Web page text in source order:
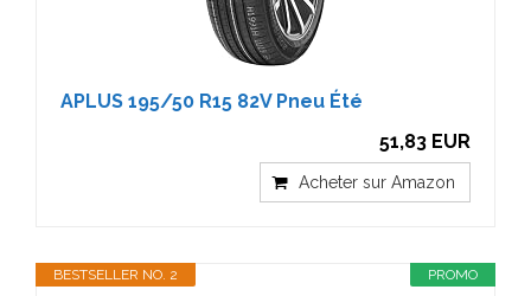
APLUS 195/50 R15 82V Pneu Été
51,83 EUR
Acheter sur Amazon
PROMO
BESTSELLER NO. 2